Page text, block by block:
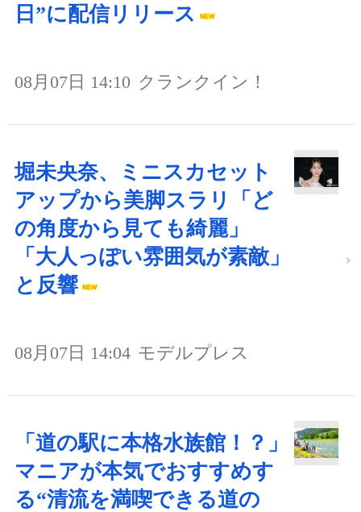
日”に配信リリース
08月07日 14:10 クランクイン！
堀未央奈、ミニスカセット
アップから美脚スラリ「ど
の角度から見ても綺麗」
「大人っぽい雰囲気が素敵」
と反響
08月07日 14:04 モデルプレス
「道の駅に本格水族館！？」
マニアが本気でおすすめす
る“清流を満喫できる道の